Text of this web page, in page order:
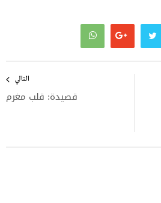
التالي
قصيدة: قلب مغرم